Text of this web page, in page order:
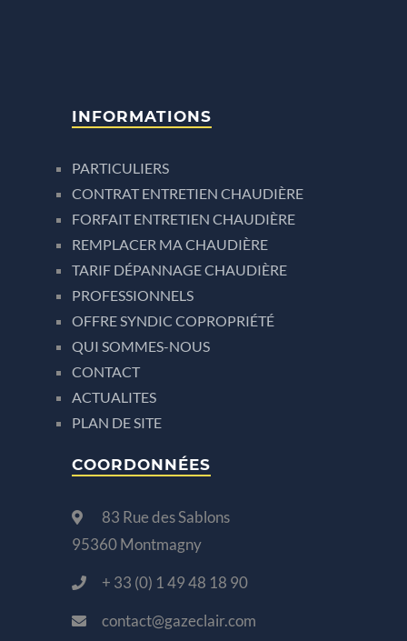
INFORMATIONS
PARTICULIERS
CONTRAT ENTRETIEN CHAUDIÈRE
FORFAIT ENTRETIEN CHAUDIÈRE
REMPLACER MA CHAUDIÈRE
TARIF DÉPANNAGE CHAUDIÈRE
PROFESSIONNELS
OFFRE SYNDIC COPROPRIÉTÉ
QUI SOMMES-NOUS
CONTACT
ACTUALITES
PLAN DE SITE
COORDONNÉES
83 Rue des Sablons
95360 Montmagny
+ 33 (0) 1 49 48 18 90
contact@gazeclair.com